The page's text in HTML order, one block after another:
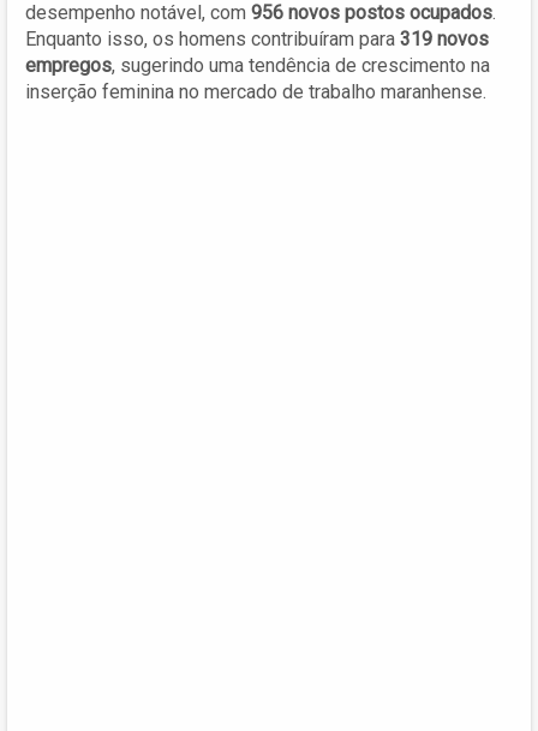
desempenho notável, com 956 novos postos ocupados.
Enquanto isso, os homens contribuíram para 319 novos
empregos, sugerindo uma tendência de crescimento na
inserção feminina no mercado de trabalho maranhense.